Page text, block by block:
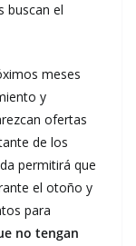
buscan el
meses
y
ofertas
de los
permitirá que
el otoño y
para
no tengan